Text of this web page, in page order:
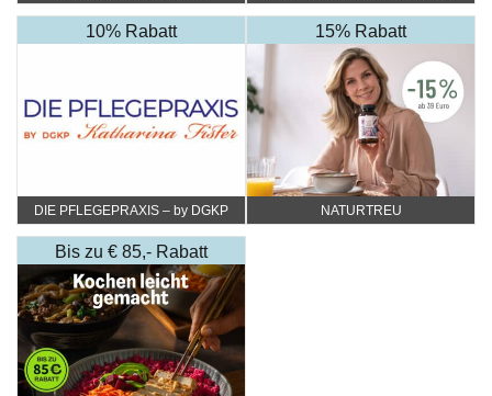
10% Rabatt
DIE PFLEGEPRAXIS – by DGKP
15% Rabatt
NATURTREU
Bis zu € 85,- Rabatt